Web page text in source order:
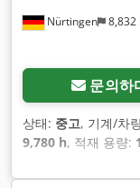
Nürtingen 8,832
문의하
상태: 중고, 기계/차
9,780 h, 적재 용량:
mm, 총중량:577 kg